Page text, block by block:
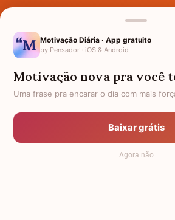
Nomes pelo Mundo
Política de
Anuncie
Termos de Uso
Motivação Diária · App gratuito
by Pensador · iOS & Android
Motivação nova pra você
Uma frase pra encarar o dia com mais
Baixar grátis
Agora não